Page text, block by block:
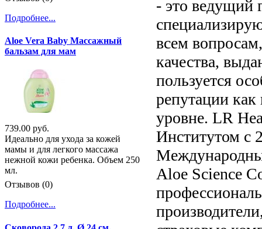
- это ведущий
всем
качества,
пользуется
репутации
уровне. LR
Институтом с
Aloe Science
Подробнее...
Aloe Vera Baby Массажный
бальзам для мам
739.00 руб.
Идеально для ухода за кожей
мамы и для легкого массажа
нежной кожи ребенка. Объем 250
мл.
Отзывов (0)
Подробнее...